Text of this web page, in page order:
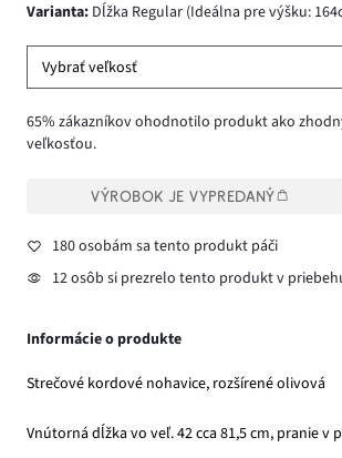
varianta: Dĺžka Regular (Ideálna pre výšku:
Vybrať veľkosť
65% zákazníkov ohodnotilo produkt ako
veľkosťou.
VÝROBOK JE VYPREDANÝ
180 osobám sa tento produkt páči
12 osôb si prezrelo tento produkt v
Informácie o produkte
Strečové kordové nohavice, rozšírené olivová
Vnútorná dĺžka vo veľ. 42 cca 81,5 cm, pranie v